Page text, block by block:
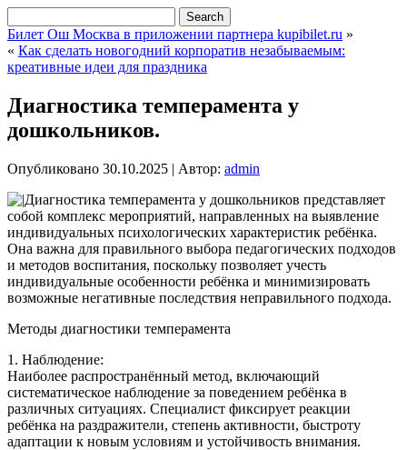
Билет Ош Москва в приложении партнера kupibilet.ru »
« Как сделать новогодний корпоратив незабываемым:
креативные идеи для праздника
Диагностика темперамента у
дошкольников.
Опубликовано 30.10.2025 | Автор: admin
Диагностика темперамента у дошкольников представляет
собой комплекс мероприятий, направленных на выявление
индивидуальных психологических характеристик ребёнка.
Она важна для правильного выбора педагогических подходов
и методов воспитания, поскольку позволяет учесть
индивидуальные особенности ребёнка и минимизировать
возможные негативные последствия неправильного подхода.
Методы диагностики темперамента
1. Наблюдение:
Наиболее распространённый метод, включающий
систематическое наблюдение за поведением ребёнка в
различных ситуациях. Специалист фиксирует реакции
ребёнка на раздражители, степень активности, быстроту
адаптации к новым условиям и устойчивость внимания.